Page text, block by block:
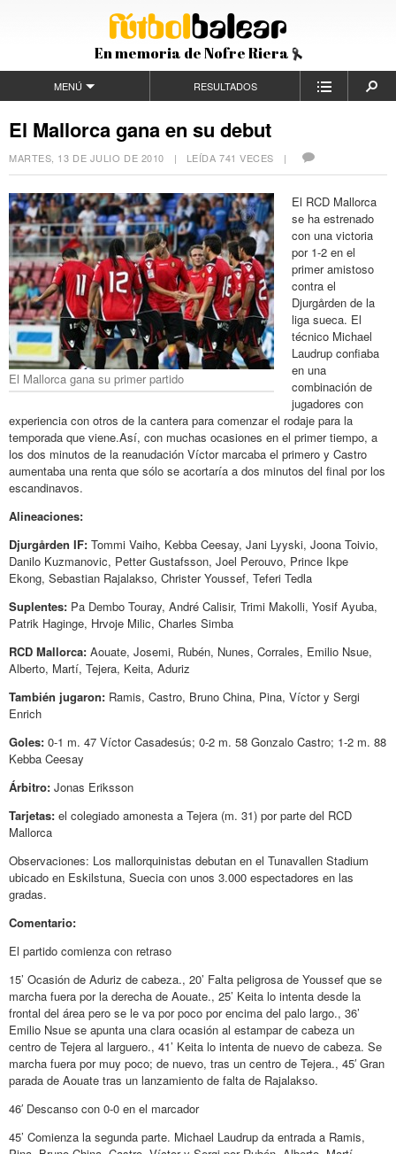
En memoria de Nofre Riera
MENÚ RESULTADOS
El Mallorca gana en su debut
MARTES, 13 DE JULIO DE 2010 | LEÍDA 741 VECES |
El Mallorca gana su primer partido
El RCD Mallorca
se ha estrenado
con una victoria
por 1-2 en el
primer amistoso
contra el
Djurgården de la
liga sueca. El
técnico Michael
Laudrup confiaba
en una
combinación de
jugadores con
experiencia con otros de la cantera para comenzar el rodaje para la
temporada que viene.Así, con muchas ocasiones en el primer tiempo, a
los dos minutos de la reanudación Víctor marcaba el primero y Castro
aumentaba una renta que sólo se acortaría a dos minutos del final por los
escandinavos.
Alineaciones:
Djurgården IF: Tommi Vaiho, Kebba Ceesay, Jani Lyyski, Joona Toivio,
Danilo Kuzmanovic, Petter Gustafsson, Joel Perouvo, Prince Ikpe
Ekong, Sebastian Rajalakso, Christer Youssef, Teferi Tedla
Suplentes: Pa Dembo Touray, André Calisir, Trimi Makolli, Yosif Ayuba,
Patrik Haginge, Hrvoje Milic, Charles Simba
RCD Mallorca: Aouate, Josemi, Rubén, Nunes, Corrales, Emilio Nsue,
Alberto, Martí, Tejera, Keita, Aduriz
También jugaron: Ramis, Castro, Bruno China, Pina, Víctor y Sergi
Enrich
Goles: 0-1 m. 47 Víctor Casadesús; 0-2 m. 58 Gonzalo Castro; 1-2 m. 88
Kebba Ceesay
Árbitro: Jonas Eriksson
Tarjetas: el colegiado amonesta a Tejera (m. 31) por parte del RCD
Mallorca
Observaciones: Los mallorquinistas debutan en el Tunavallen Stadium
ubicado en Eskilstuna, Suecia con unos 3.000 espectadores en las
gradas.
Comentario:
El partido comienza con retraso
15’ Ocasión de Aduriz de cabeza., 20’ Falta peligrosa de Youssef que se
marcha fuera por la derecha de Aouate., 25’ Keita lo intenta desde la
frontal del área pero se le va por poco por encima del palo largo., 36’
Emilio Nsue se apunta una clara ocasión al estampar de cabeza un
centro de Tejera al larguero., 41’ Keita lo intenta de nuevo de cabeza. Se
marcha fuera por muy poco; de nuevo, tras un centro de Tejera., 45′ Gran
parada de Aouate tras un lanzamiento de falta de Rajalakso.
46′ Descanso con 0-0 en el marcador
45’ Comienza la segunda parte. Michael Laudrup da entrada a Ramis,